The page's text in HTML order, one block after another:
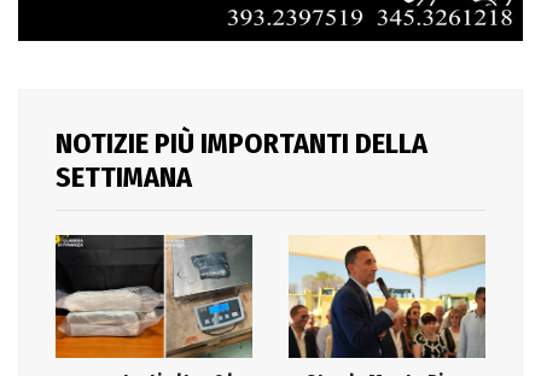
NOTIZIE PIÙ IMPORTANTI DELLA
SETTIMANA